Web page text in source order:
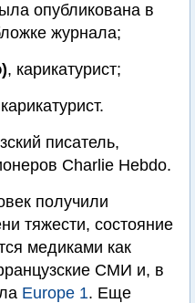
опубликована в
журнала;
, карикатурист;
писатель,
Charlie Hebdo.
получили
тяжести, состояние
медиками как
СМИ и, в
Europe 1. Еще